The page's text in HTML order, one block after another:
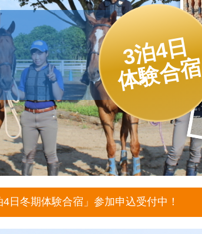
3泊4日
体験合宿
日冬期体験合宿」参加申込受付中！